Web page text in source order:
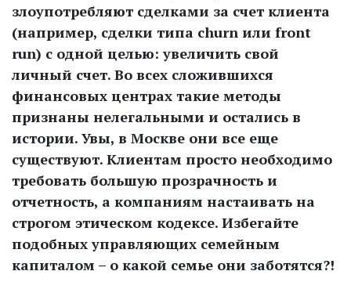
злоупотребляют сделками за счет клиента
(например, сделки типа churn или front
run) с одной целью: увеличить свой
личный счет. Во всех сложившихся
финансовых центрах такие методы
признаны нелегальными и остались в
истории. Увы, в Москве они все еще
существуют. Клиентам просто необходимо
требовать большую прозрачность и
отчетность, а компаниям настаивать на
строгом этическом кодексе. Избегайте
подобных управляющих семейным
капиталом – о какой семье они заботятся?!